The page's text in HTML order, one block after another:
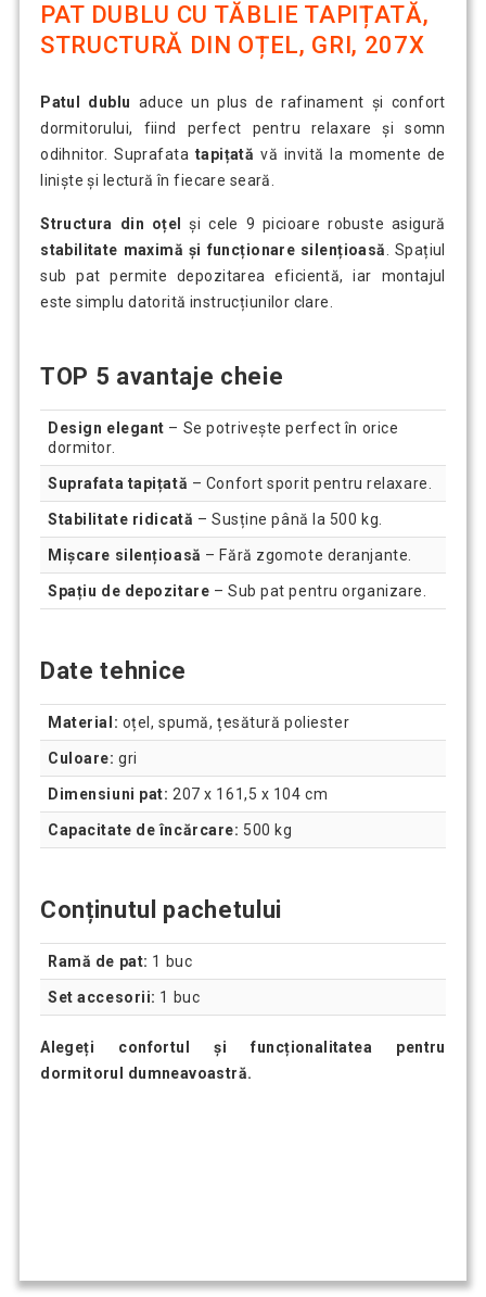
PAT DUBLU CU TĂBLIE TAPIȚATĂ,
STRUCTURĂ DIN OȚEL, GRI, 207X
Patul dublu aduce un plus de rafinament și confort
dormitorului, fiind perfect pentru relaxare și somn
odihnitor. Suprafata tapițată vă invită la momente de
liniște și lectură în fiecare seară.
Structura din oțel
și cele 9 picioare robuste asigură
stabilitate maximă și funcționare silențioasă. Spațiul
sub pat permite depozitarea eficientă, iar montajul
este simplu datorită instrucțiunilor clare.
TOP 5 avantaje cheie
Design elegant – Se potrivește perfect în orice
dormitor.
Suprafata tapițată – Confort sporit pentru relaxare.
Stabilitate ridicată – Susține până la 500 kg.
Mișcare silențioasă – Fără zgomote deranjante.
Spațiu de depozitare – Sub pat pentru organizare.
Date tehnice
Material: oțel, spumă, țesătură poliester
Culoare: gri
Dimensiuni pat: 207 x 161,5 x 104 cm
Capacitate de încărcare: 500 kg
Conținutul pachetului
Ramă de pat: 1 buc
Set accesorii: 1 buc
Alegeți confortul și funcționalitatea pentru
dormitorul dumneavoastră.